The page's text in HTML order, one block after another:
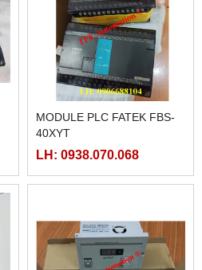
MODULE PLC FATEK FBS-
40XYT
LH: 0938.070.068